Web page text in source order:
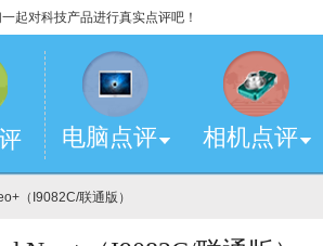
起对科技产品进行真实点评吧！
电脑点评 相机点评
（I9082C/联通版）